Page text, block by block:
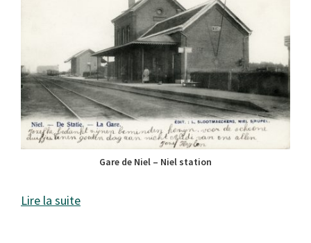
Gare de Niel – Niel station
Lire la suite